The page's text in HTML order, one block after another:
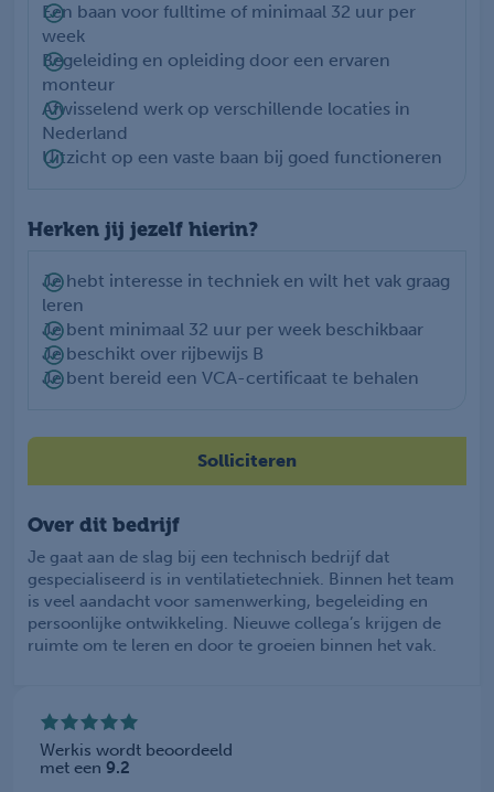
Een baan voor fulltime of minimaal 32 uur per
week
Begeleiding en opleiding door een ervaren
monteur
Afwisselend werk op verschillende locaties in
Nederland
Uitzicht op een vaste baan bij goed functioneren
Herken jij jezelf hierin?
Je hebt interesse in techniek en wilt het vak graag
leren
Je bent minimaal 32 uur per week beschikbaar
Je beschikt over rijbewijs B
Je bent bereid een VCA-certificaat te behalen
Solliciteren
Over dit bedrijf
Je gaat aan de slag bij een technisch bedrijf dat
gespecialiseerd is in ventilatietechniek. Binnen het team
is veel aandacht voor samenwerking, begeleiding en
persoonlijke ontwikkeling. Nieuwe collega’s krijgen de
ruimte om te leren en door te groeien binnen het vak.
Werkis wordt beoordeeld
met een 9.2